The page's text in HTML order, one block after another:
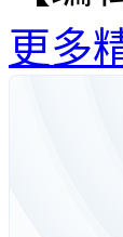
更多